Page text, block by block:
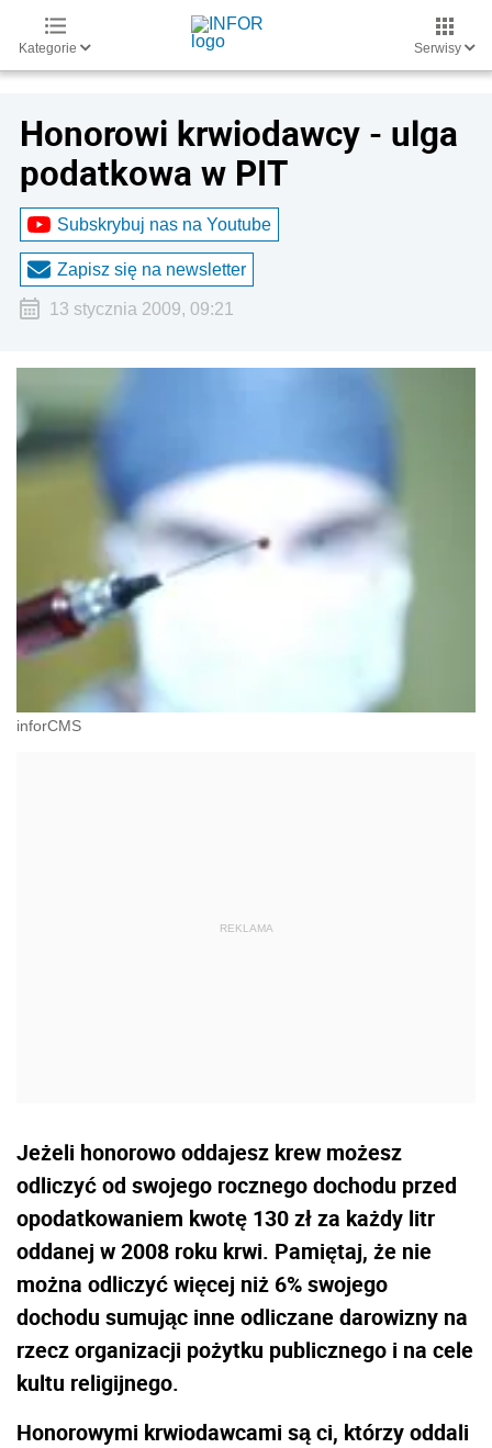
Kategorie Serwisy
Honorowi krwiodawcy - ulga
podatkowa w PIT
Subskrybuj nas na Youtube
Zapisz się na newsletter
13 stycznia 2009, 09:21
inforCMS
Jeżeli honorowo oddajesz krew możesz
odliczyć od swojego rocznego dochodu przed
opodatkowaniem kwotę 130 zł za każdy litr
oddanej w 2008 roku krwi. Pamiętaj, że nie
można odliczyć więcej niż 6% swojego
dochodu sumując inne odliczane darowizny na
rzecz organizacji pożytku publicznego i na cele
kultu religijnego.
Honorowymi krwiodawcami są ci, którzy oddali